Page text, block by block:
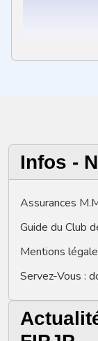
Infos -
Assurances
Guide du Club
Mentions
Servez-Vous :